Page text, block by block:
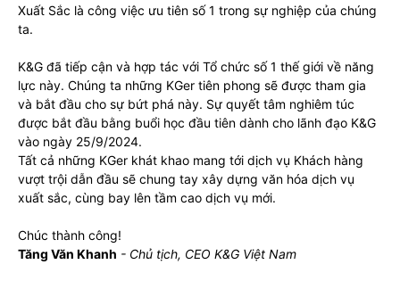
Xuất Sắc là công việc ưu tiên số 1 trong sự nghiệp của chúng
ta.
K&G đã tiếp cận và hợp tác với Tổ chức số 1 thế giới về năng
lực này. Chúng ta những KGer tiên phong sẽ được tham gia
và bắt đầu cho sự bứt phá này. Sự quyết tâm nghiêm túc
được bắt đầu bằng buổi học đầu tiên dành cho lãnh đạo K&G
vào ngày 25/9/2024.
Tất cả những KGer khát khao mang tới dịch vụ Khách hàng
vượt trội dẫn đầu sẽ chung tay xây dựng văn hóa dịch vụ
xuất sắc, cùng bay lên tầm cao dịch vụ mới.
Chúc thành công!
Tăng Văn Khanh - Chủ tịch, CEO K&G Việt Nam